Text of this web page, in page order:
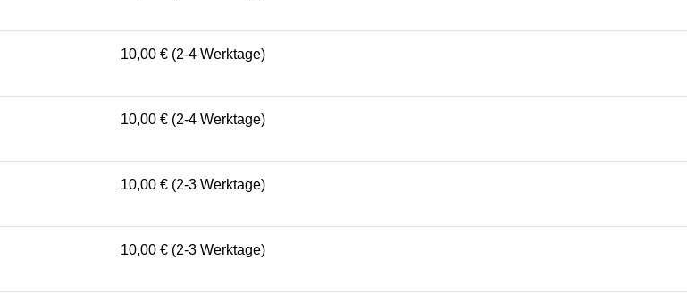
10,00 € (2-4 Werktage)
10,00 € (2-4 Werktage)
10,00 € (2-3 Werktage)
10,00 € (2-3 Werktage)